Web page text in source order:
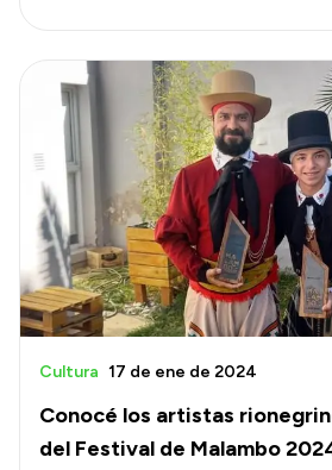
Conocé los artistas
del Festival de Malambo
Cultura 17 de ene de 2024